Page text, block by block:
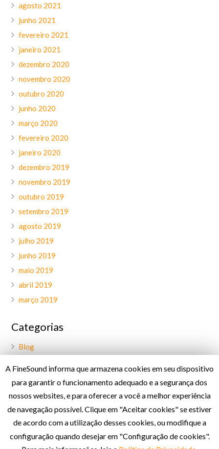
agosto 2021
junho 2021
fevereiro 2021
janeiro 2021
dezembro 2020
novembro 2020
outubro 2020
junho 2020
março 2020
fevereiro 2020
janeiro 2020
dezembro 2019
novembro 2019
outubro 2019
setembro 2019
agosto 2019
julho 2019
junho 2019
maio 2019
abril 2019
março 2019
Categorias
Blog
Política de Privacidade
A FineSound informa que armazena cookies em seu dispositivo
para garantir o funcionamento adequado e a segurança dos
nossos websites, e para oferecer a você a melhor experiência
de navegação possível. Clique em "Aceitar cookies" se estiver
de acordo com a utilização desses cookies, ou modifique a
configuração quando desejar em "Configuração de cookies".